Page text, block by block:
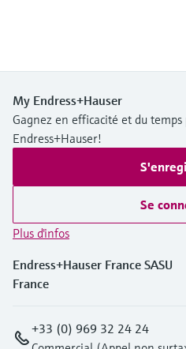
My Endress+Hauser
Gagnez en efficacité et du
Endress+Hauser!
Se
Plus d'infos
Endress+Hauser France SASU
France
+33 (0) 969 32 24 24